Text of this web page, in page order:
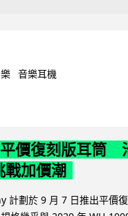
音樂耳機
價復刻版耳筒
戰加價潮
計劃於 9 月 7 日推出平價